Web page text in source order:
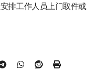
排工作人员上门取件或